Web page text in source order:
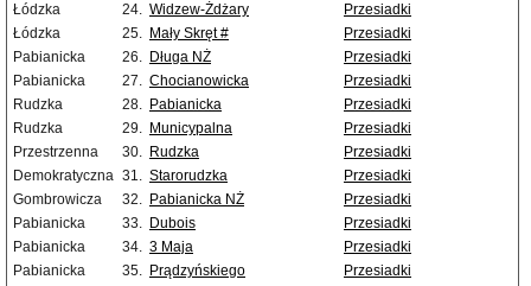
Łódzka
24. Widzew-Żdżary
Przesiadki
Łódzka
25. Mały Skręt #
Przesiadki
Pabianicka
26. Długa NŻ
Przesiadki
Pabianicka
27. Chocianowicka
Przesiadki
Rudzka
28. Pabianicka
Przesiadki
Rudzka
29. Municypalna
Przesiadki
Przestrzenna
30. Rudzka
Przesiadki
Demokratyczna 31. Starorudzka
Przesiadki
Gombrowicza
32. Pabianicka NŻ
Przesiadki
Pabianicka
33. Dubois
Przesiadki
Pabianicka
34. 3 Maja
Przesiadki
Pabianicka
35. Prądzyńskiego
Przesiadki